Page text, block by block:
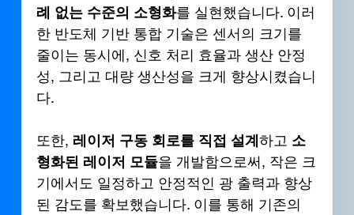
례 없는 수준의 소형화를 실현했습니다. 이러
한 반도체 기반 통합 기술은 센서의 크기를
줄이는 동시에, 신호 처리 효율과 생산 안정
성, 그리고 대량 생산성을 크게 향상시켰습니
다.
또한, 레이저 구동 회로를 직접 설계하고 소
형화된 레이저 모듈을 개발함으로써, 작은 크
기에서도 일정하고 안정적인 광 출력과 향상
된 감도를 확보했습니다. 이를 통해 기존의